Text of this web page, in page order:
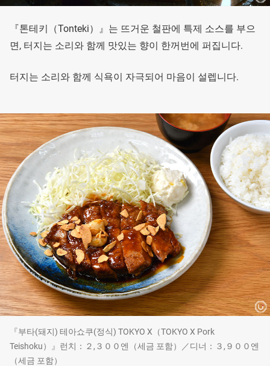
『톤테키（Tonteki）』는 뜨거운 철판에 특제 소스를 부으
면, 터지는 소리와 함께 맛있는 향이 한꺼번에 퍼집니다.
터지는 소리와 함께 식욕이 자극되어 마음이 설렙니다.
『부타(돼지) 테아쇼쿠(정식) TOKYO X（TOKYO X Pork
Teishoku）』런치：２,３００엔（세금 포함）／디너：３,９００엔
（세금 포함）